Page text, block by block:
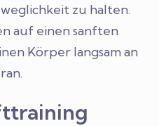
zu halten.
auf einen sanften
Körper langsam an